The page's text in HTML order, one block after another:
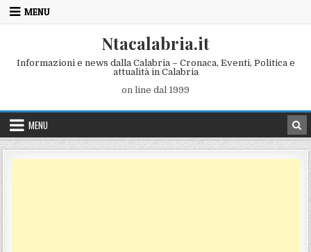
Skip to content
MENU
Ntacalabria.it
Informazioni e news dalla Calabria – Cronaca, Eventi, Politica e
attualità in Calabria
on line dal 1999
MENU